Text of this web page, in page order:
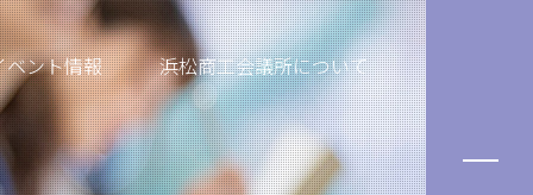
ント情報 浜松商工会議所について